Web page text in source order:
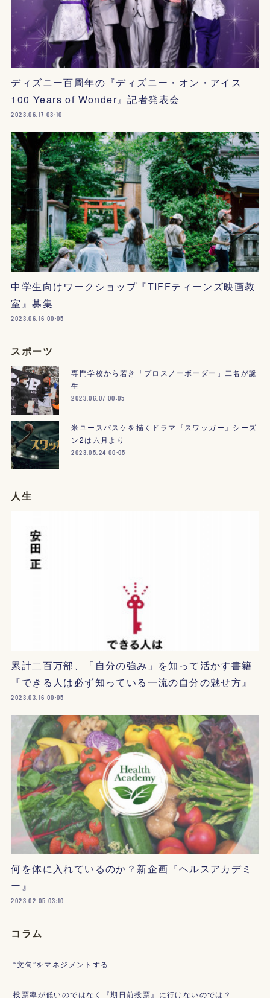
ディズニー百周年の『ディズニー・オン・アイス
100 Years of Wonder』記者発表会
2023.06.17 03:10
中学生向けワークショップ『TIFFティーンズ映画教
室』募集
2023.06.16 00:05
スポーツ
専門学校から若き「プロスノーボーダー」二名が誕
生
2023.06.07 00:05
米ユースバスケを描くドラマ『スワッガー』シーズ
ン2は六月より
2023.05.24 00:05
人生
累計二百万部、「自分の強み」を知って活かす書籍
『できる人は必ず知っている一流の自分の魅せ方』
2023.03.16 00:05
何を体に入れているのか？新企画『ヘルスアカデミ
ー』
2023.02.05 03:10
コラム
“文句”をマネジメントする
投票率が低いのではなく『期日前投票』に行けないのでは？